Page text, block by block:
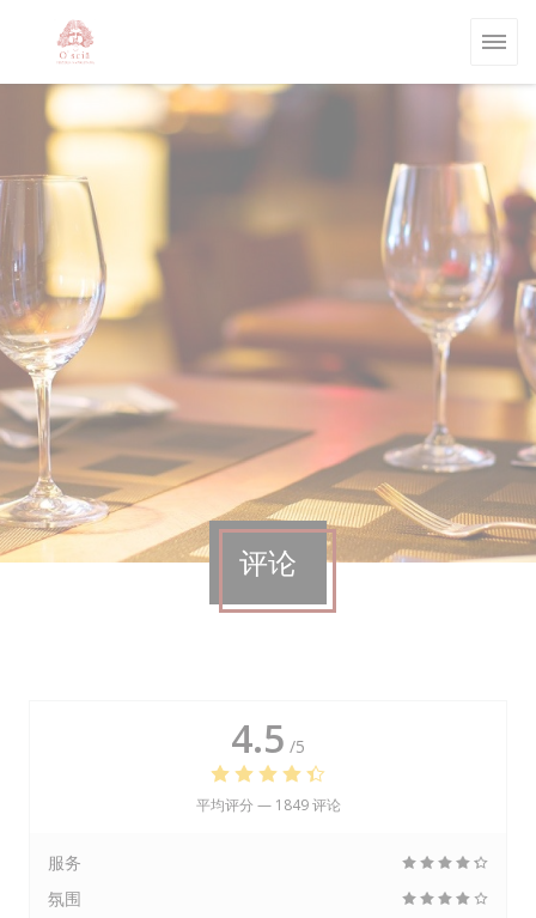
评论
4.5 /5
平均评分 — 1849 评论
服务
氛围